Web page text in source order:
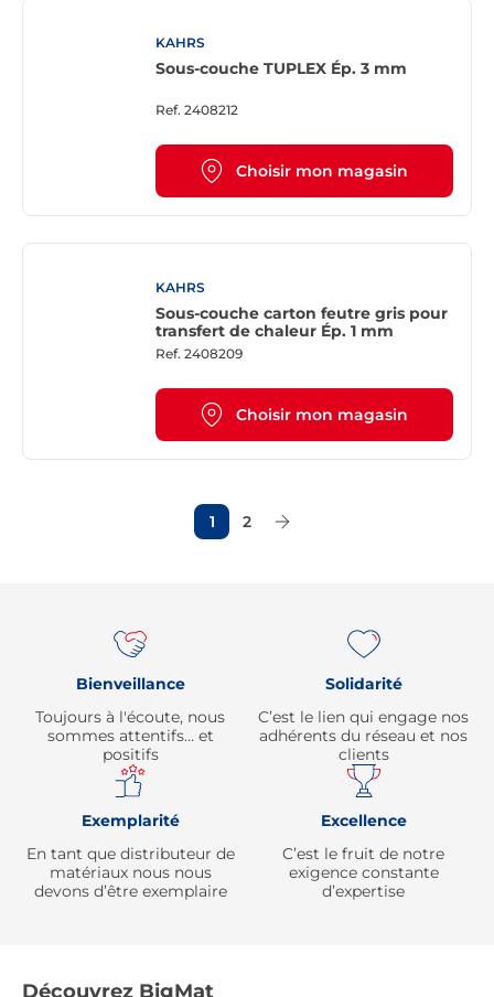
KAHRS
Sous-couche TUPLEX Ép. 3 mm
Ref. 2408212
Choisir mon magasin
KAHRS
Sous-couche carton feutre gris pour
transfert de chaleur Ép. 1 mm
Ref. 2408209
Choisir mon magasin
1 2
Bienveillance
Toujours à l'écoute, nous
sommes attentifs… et
positifs
Solidarité
C’est le lien qui engage nos
adhérents du réseau et nos
clients
Exemplarité
En tant que distributeur de
matériaux nous nous
devons d’être exemplaire
Excellence
C’est le fruit de notre
exigence constante
d’expertise
Découvrez BigMat